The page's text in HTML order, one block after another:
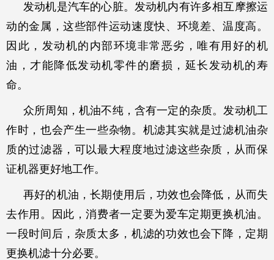
发动机是汽车的心脏。发动机内有许多相互摩擦运
动的金属，这些部件运动速度快、环境差、温度高。
因此，发动机的内部环境非常恶劣，唯有用好的机
油，才能降低发动机零件的磨损，延长发动机的寿
命。
众所周知，机油不纯，含有一定的杂质。发动机工
作时，也会产生一些杂物。机滤其实就是过滤机油杂
质的过滤器，可以最大程度地过滤这些杂质，从而保
证机器更好地工作。
再好的机油，长期使用后，功效也会降低，从而失
去作用。因此，消费者一定要为爱车定期更换机油。
一段时间后，杂质太多，机滤的功效也会下降，定期
更换机滤十分必要。